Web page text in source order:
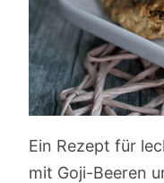
Ein Rezept für
mit Goji-Beeren